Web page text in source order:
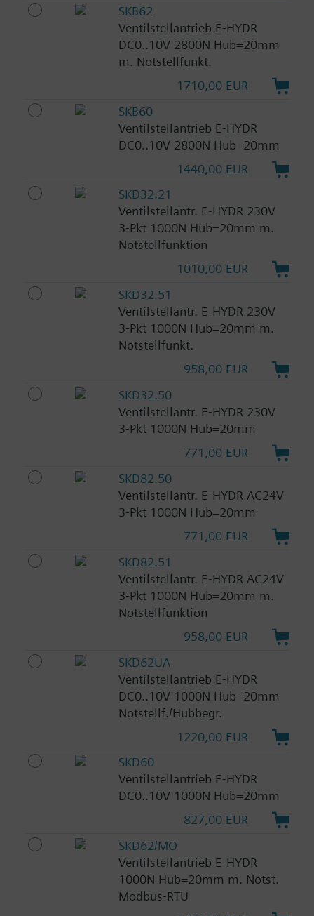
SKB62
Ventilstellantrieb E-HYDR
DC0..10V 2800N Hub=20mm
m. Notstellfunkt.
1710,00 EUR
SKB60
Ventilstellantrieb E-HYDR
DC0..10V 2800N Hub=20mm
1440,00 EUR
SKD32.21
Ventilstellantr. E-HYDR 230V
3-Pkt 1000N Hub=20mm m.
Notstellfunktion
1010,00 EUR
SKD32.51
Ventilstellantr. E-HYDR 230V
3-Pkt 1000N Hub=20mm m.
Notstellfunkt.
958,00 EUR
SKD32.50
Ventilstellantr. E-HYDR 230V
3-Pkt 1000N Hub=20mm
771,00 EUR
SKD82.50
Ventilstellantr. E-HYDR AC24V
3-Pkt 1000N Hub=20mm
771,00 EUR
SKD82.51
Ventilstellantr. E-HYDR AC24V
3-Pkt 1000N Hub=20mm m.
Notstellfunktion
958,00 EUR
SKD62UA
Ventilstellantrieb E-HYDR
DC0..10V 1000N Hub=20mm
Notstellf./Hubbegr.
1220,00 EUR
SKD60
Ventilstellantrieb E-HYDR
DC0..10V 1000N Hub=20mm
827,00 EUR
SKD62/MO
Ventilstellantrieb E-HYDR
1000N Hub=20mm m. Notst.
Modbus-RTU